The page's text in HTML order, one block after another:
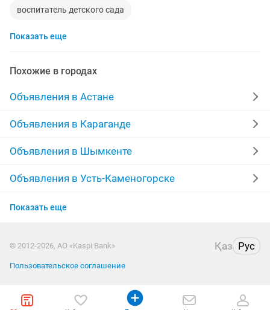
воспитатель детского сада
педагог воспитатель учитель
воспитатель группу
воспитатель для воспитательница
требеуется воспитатель
Показать еще
Похожие в городах
Объявления в Астане
Объявления в Караганде
Объявления в Шымкенте
Объявления в Усть-Каменогорске
Объявления в Актобе
Объявления в Таразе
Показать еще
© 2012-2026, АО «Kaspi Bank» Қаз Рус
Пользовательское соглашение